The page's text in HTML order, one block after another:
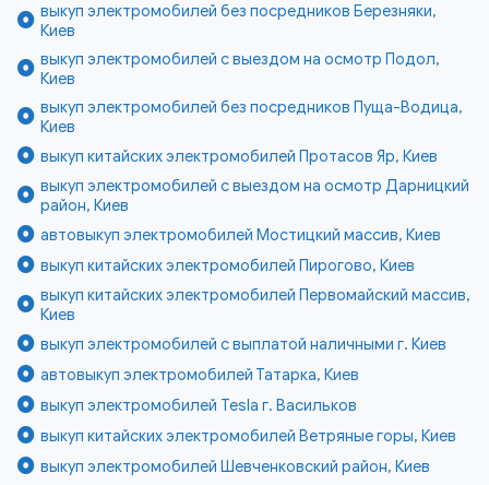
выкуп электромобилей без посредников Березняки,
Киев
выкуп электромобилей с выездом на осмотр Подол,
Киев
выкуп электромобилей без посредников Пуща-Водица,
Киев
выкуп китайских электромобилей Протасов Яр, Киев
выкуп электромобилей с выездом на осмотр Дарницкий
район, Киев
автовыкуп электромобилей Мостицкий массив, Киев
выкуп китайских электромобилей Пирогово, Киев
выкуп китайских электромобилей Первомайский массив,
Киев
выкуп электромобилей с выплатой наличными г. Киев
автовыкуп электромобилей Татарка, Киев
выкуп электромобилей Tesla г. Васильков
выкуп китайских электромобилей Ветряные горы, Киев
выкуп электромобилей Шевченковский район, Киев